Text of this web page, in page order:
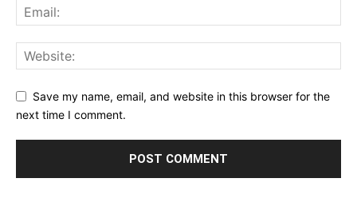
Save my name, email, and website in this browser for the
next time I comment.